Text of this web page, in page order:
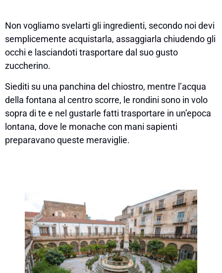
Non vogliamo svelarti gli ingredienti, secondo noi devi
semplicemente acquistarla, assaggiarla chiudendo gli
occhi e lasciandoti trasportare dal suo gusto
zuccherino.
Siediti su una panchina del chiostro, mentre l’acqua
della fontana al centro scorre, le rondini sono in volo
sopra di te e nel gustarle fatti trasportare in un’epoca
lontana, dove le monache con mani sapienti
preparavano queste meraviglie.